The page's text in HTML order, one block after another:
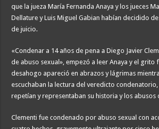
que la jueza María Fernanda Anaya y los jueces
Dellature y Luis Miguel Gabian habían decidido
de juicio.
«Condenar a 14 años de pena a Diego Javier
de abuso sexual», empezó a leer Anaya y el grito
desahogo apareció en abrazos y lágrimas
escuchaban la lectura del veredicto condenatorio,
repetían y representaban su historia y los
Clementi fue condenado por abuso sexual con